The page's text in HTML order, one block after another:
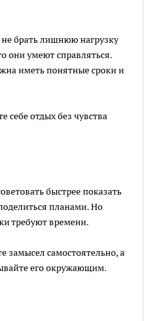
брать лишнюю нагрузку
они умеют справляться.
иметь понятные сроки и
себе отдых без чувства
быстрее показать
планами. Но
требуют времени.
замысел самостоятельно, а
его окружающим.